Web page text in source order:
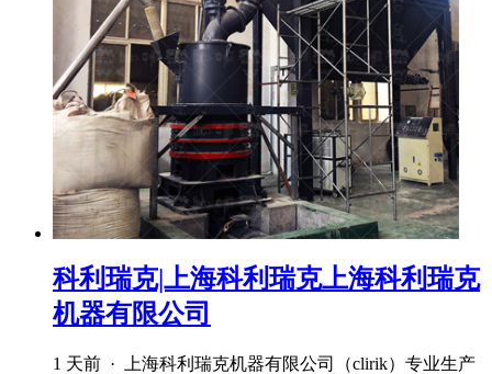
科利瑞克|上海科利瑞克上海科利瑞克
机器有限公司
1 天前 · 上海科利瑞克机器有限公司（clirik）专业生产